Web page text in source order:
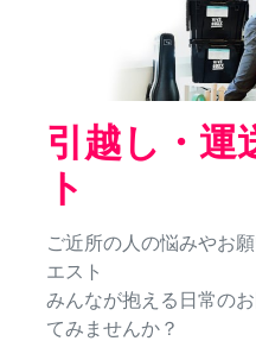
引越し・運
ト
ご近所の人の悩みやお
エスト
みんなが抱える日常の
てみませんか？